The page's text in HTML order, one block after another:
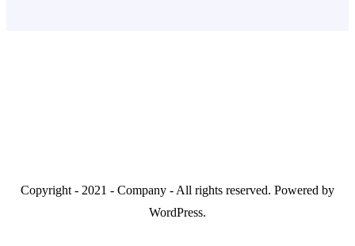
Copyright - 2021 - Company - All rights reserved. Powered by
WordPress.